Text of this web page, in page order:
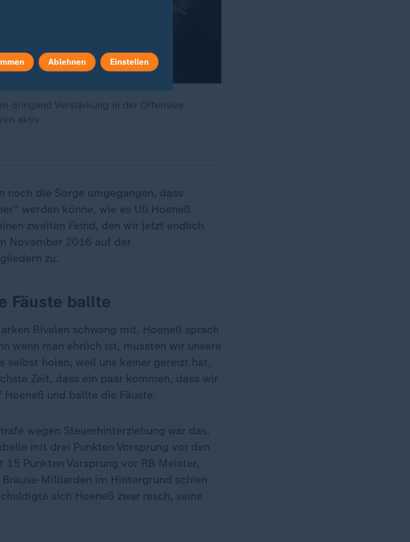
dringend Verstärkung in der Offensive.
aktiv.
noch die Sorge umgegangen, dass
werden könne, wie es Uli Hoeneß
zweiten Feind, den wir jetzt endlich
November 2016 auf der
zu.
Fäuste ballte
Rivalen schwang mit. Hoeneß sprach
wenn man ehrlich ist, mussten wir unsere
selbst holen, weil uns keiner gereizt hat,
Zeit, dass ein paar kommen, dass wir
und ballte die Fäuste.
wegen Steuerhinterziehung war das.
mit drei Punkten Vorsprung vor den
15 Punkten Vorsprung vor RB Meister,
Milliarden im Hintergrund schien
sich Hoeneß zwar rasch, seine
Ablehnen Einstellen